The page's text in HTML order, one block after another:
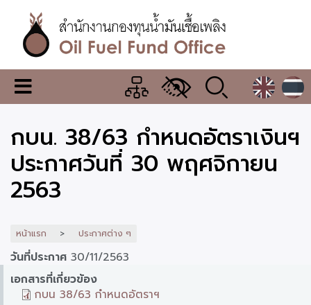
เนื้อหา
หลักสำนักงาน
กองทุน
น้ำมัน
เชื้อ
เพลิง
เมนู
เปลี่ยน
แสดง
ผล
กบน. 38/63 กำหนดอัตราเงินฯ
ประกาศวันที่ 30 พฤศจิกายน
2563
หน้าแรก ประกาศต่าง ๆ
วันที่ประกาศ 30/11/2563
เอกสารที่เกี่ยวข้อง
กบน 38/63 กำหนดอัตราฯ